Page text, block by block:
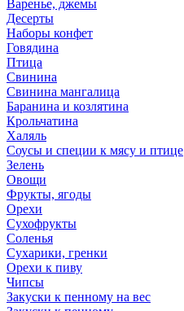
Варенье, джемы
Десерты
Наборы конфет
Говядина
Птица
Свинина
Свинина мангалица
Баранина и козлятина
Крольчатина
Халяль
Соусы и специи к мясу и птице
Зелень
Овощи
Фрукты, ягоды
Орехи
Сухофрукты
Соленья
Сухарики, гренки
Орехи к пиву
Чипсы
Закуски к пенному на вес